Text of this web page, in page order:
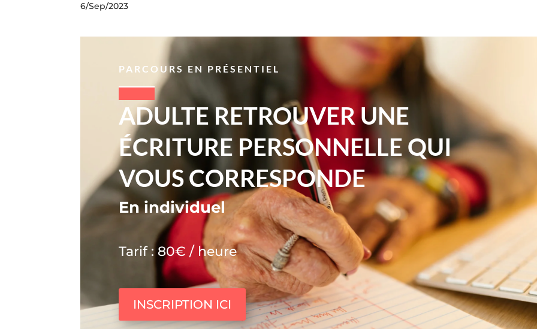
6/Sep/2023
PARCOURS EN PRÉSENTIEL
ADULTE RETROUVER UNE
ÉCRITURE PERSONNELLE QUI
VOUS CORRESPONDE
En individuel
Tarif : 80€ / heure
INSCRIPTION ICI